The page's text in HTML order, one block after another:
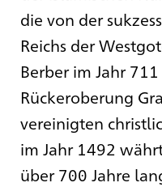
die von der
Reichs der
Berber im Jahr
Rückeroberung
vereinigten
im Jahr 1492
über 700 Jahre